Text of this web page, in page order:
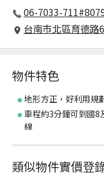
06-7033-
台南市北區育德路
物件特色
地形方正，好利用規
車程約3分鐘可到國8
線
類似物件實價登